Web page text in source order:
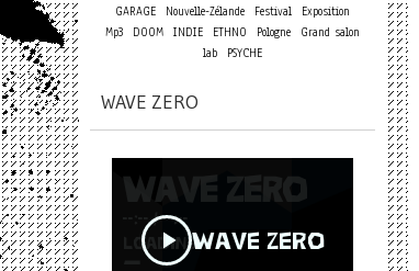
GARAGE
Nouvelle-Zélande Festival
Exposition
Mp3
DOOM INDIE ETHNO Pologne
Grand salon
lab
PSYCHE
WAVE ZERO